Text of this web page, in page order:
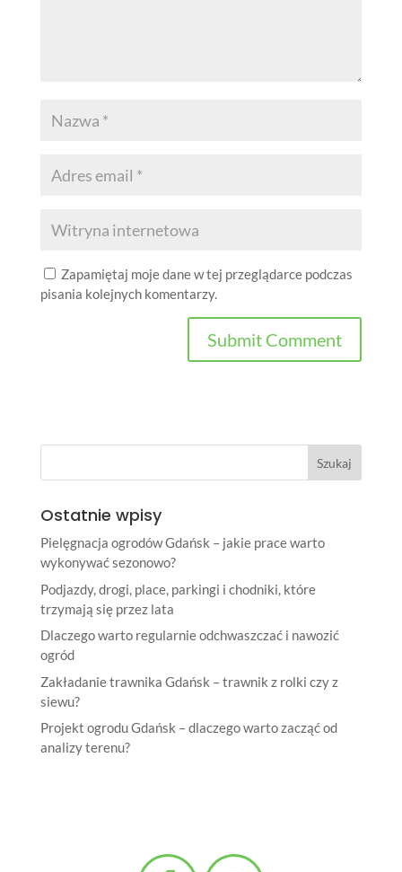
Zapamiętaj moje dane w tej przeglądarce podczas
pisania kolejnych komentarzy.
Ostatnie wpisy
Pielęgnacja ogrodów Gdańsk – jakie prace warto
wykonywać sezonowo?
Podjazdy, drogi, place, parkingi i chodniki, które
trzymają się przez lata
Dlaczego warto regularnie odchwaszczać i nawozić
ogród
Zakładanie trawnika Gdańsk – trawnik z rolki czy z
siewu?
Projekt ogrodu Gdańsk – dlaczego warto zacząć od
analizy terenu?